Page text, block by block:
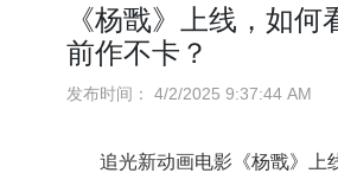
《杨戬》上线，如何
前作不卡？
发布时间： 4/2/2025 9:37:44 AM
追光新动画电影《杨戬》上